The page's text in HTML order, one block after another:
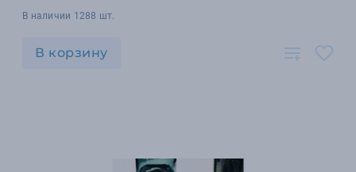
В наличии 1288 шт.
В корзину